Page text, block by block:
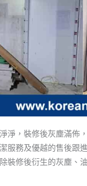
淨，裝修後灰塵滿佈
服務及優越的售後跟
裝修後衍生的灰塵、